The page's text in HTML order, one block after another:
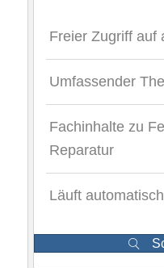
Freier Zugriff auf
Umfassender
Fachinhalte zu
Reparatur
Läuft